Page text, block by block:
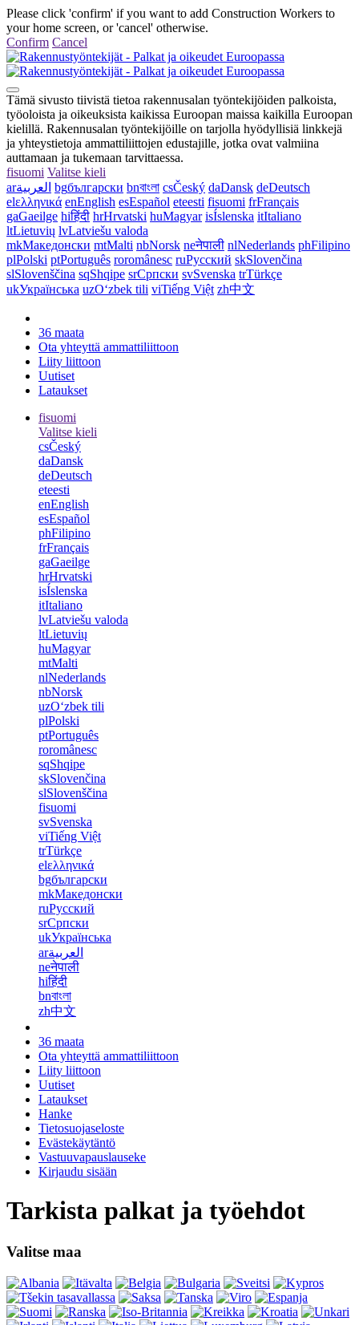
Please click 'confirm' if you want to add Construction Workers to
your home screen, or 'cancel' otherwise.
Confirm Cancel
Tämä sivusto tiivistä tietoa rakennusalan työntekijöiden palkoista,
työoloista ja oikeuksista kaikissa Euroopan maissa kaikilla Euroopan
kielillä. Rakennusalan työntekijöille on tarjolla hyödyllisiä linkkejä
ja yhteystietoja ammattiliittojen edustajille, jotka ovat valmiina
auttamaan ja tukemaan tarvittaessa.
fisuomi Valitse kieli
arالعربية bgбългарски bnবাংলা csČeský daDansk deDeutsch
elελληνικά enEnglish esEspañol eteesti fisuomi frFrançais
gaGaeilge hiहिंदी hrHrvatski huMagyar isÍslenska itItaliano
ltLietuvių lvLatviešu valoda
mkМакедонски mtMalti nbNorsk neनेपाली nlNederlands phFilipino
plPolski ptPortuguês roromânesc ruРусский skSlovenčina
slSlovenščina sqShqipe srСрпски svSvenska trTürkçe
ukУкраїнська uzOʻzbek tili viTiếng Việt zh中文
36 maata
Ota yhteyttä ammattiliittoon
Liity liittoon
Uutiset
Lataukset
fisuomi
Valitse kieli
csČeský
daDansk
deDeutsch
eteesti
enEnglish
esEspañol
phFilipino
frFrançais
gaGaeilge
hrHrvatski
isÍslenska
itItaliano
lvLatviešu valoda
ltLietuvių
huMagyar
mtMalti
nlNederlands
nbNorsk
uzOʻzbek tili
plPolski
ptPortuguês
roromânesc
sqShqipe
skSlovenčina
slSlovenščina
fisuomi
svSvenska
viTiếng Việt
trTürkçe
elελληνικά
bgбългарски
mkМакедонски
ruРусский
srСрпски
ukУкраїнська
arالعربية
neनेपाली
hiहिंदी
bnবাংলা
zh中文
36 maata
Ota yhteyttä ammattiliittoon
Liity liittoon
Uutiset
Lataukset
Hanke
Tietosuojaseloste
Evästekäytäntö
Vastuuvapauslauseke
Kirjaudu sisään
Tarkista palkat ja työehdot
Valitse maa